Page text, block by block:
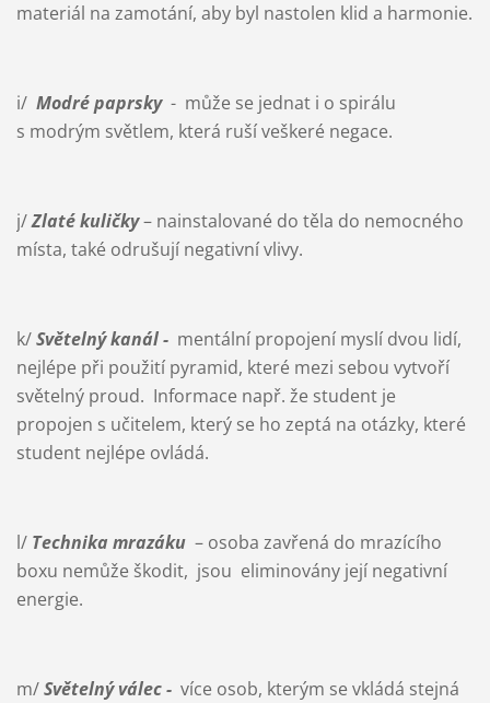
materiál na zamotání, aby byl nastolen klid a harmonie.
i/ Modré paprsky- může se jednat i o spirálu
s modrým světlem, která ruší veškeré negace.
j/Zlaté kuličky– nainstalované do těla do nemocného
místa, také odrušují negativní vlivy.
k/Světelný kanál -mentální propojení myslí dvou lidí,
nejlépe při použití pyramid, které mezi sebou vytvoří
světelný proud. Informace např. že student je
propojen s učitelem, který se ho zeptá na otázky, které
student nejlépe ovládá.
l/ Technika mrazáku– osoba zavřená do mrazícího
boxu nemůže škodit, jsou eliminovány její negativní
energie.
m/Světelný válec - více osob, kterým se vkládá stejná